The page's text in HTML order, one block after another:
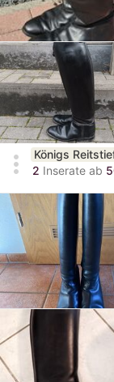
more_vert
Königs
2 Inserate ab